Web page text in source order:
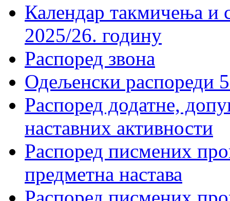
Календар такмичења
2025/26. годину
Распоред звона
Одељенски распореди
Распоред додатне,
наставних активности
Распоред писмених
предметна настава